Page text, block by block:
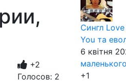
+2
Голосов: 2
Сингл
You та
6 квітня
+1